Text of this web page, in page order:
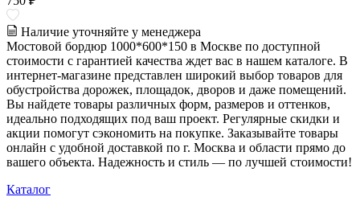
Наличие уточняйте у менеджера
Мостовой бордюр 1000*600*150 в Москве по доступной
стоимости с гарантией качества ждет вас в нашем каталоге. В
интернет-магазине представлен широкий выбор товаров для
обустройства дорожек, площадок, дворов и даже помещений.
Вы найдете товары различных форм, размеров и оттенков,
идеально подходящих под ваш проект. Регулярные скидки и
акции помогут сэкономить на покупке. Заказывайте товары
онлайн с удобной доставкой по г. Москва и области прямо до
вашего объекта. Надежность и стиль — по лучшей стоимости!
Каталог